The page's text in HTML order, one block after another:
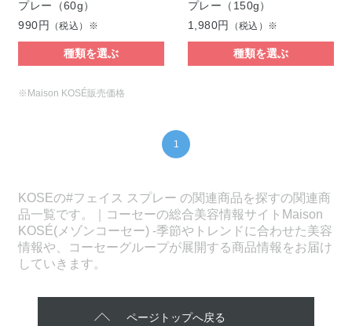
プレー（60g）
990円
（税込）※
種類を選ぶ
プレー（150g）
1,980円
（税込）※
種類を選ぶ
※Maison KOSÉ販売価格
1
KOSEの#フェイス スプレー の関連商品を探すの関連商
品一覧です。｜コーセーの総合美容情報サイトMaison
KOSÉ(メゾンコーセー) -季節やトレンドに合わせた美容
情報や、コーセーグループが展開する商品情報をお届け
していきます。
ページトップへ戻る